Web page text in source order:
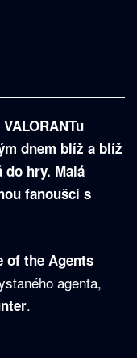
dnem blíž a blíž
do hry. Malá
fanoušci s
of the Agents
agenta,
.